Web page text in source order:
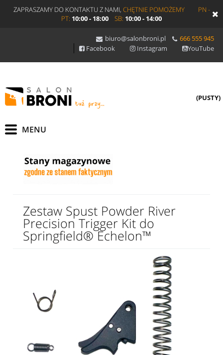
ZAPRASZAMY DO KONTAKTU Z NAMI, CHĘTNIE POMOŻEMY
PN -
PT: 10:00 - 18:00 SB: 10:00 - 14:00
biuro@salonbroni.pl
666 555 945
Facebook
Instagram YouTube
(PUSTY)
Zestaw Spust Powder River
Precision Trigger Kit do
Springfield® Echelon™